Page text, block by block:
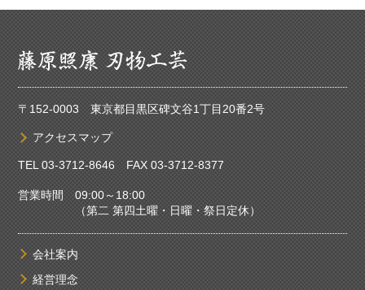
〒152-0003 東京都目黒区碑文谷1丁目20番2号
アクセスマップ
TEL03-3712-8646FAX 03-3712-8377
営業時間 09:00～18:00
（第二 第四土曜・日曜・祭日定休）
会社案内
経営理念